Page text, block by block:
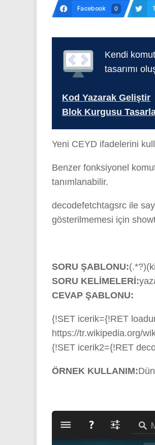
Facebook 0
Kendi
tasarımı
Kod Yazarak Geliştir
Blok Kurgusu
Yeni CEYD ifadelerini
Benzer fonksiyonel
tanımlanabilir.
decodefetchtagsrc ile
gösterilmemesi için
SORU ŞABLONU:
SORU KELİMELERİ:
CEVAP ŞABLONU:
{!SET icerik={!RET
https://tr.wikipedia.org/
{!SET icerik2={!RET
ÖRNEK KULLANIM: